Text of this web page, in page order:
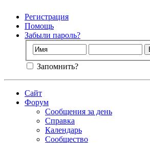
Регистрация
Помощь
Забыли пароль?
Запомнить?
Сайт
Форум
Сообщения за день
Справка
Календарь
Сообщество